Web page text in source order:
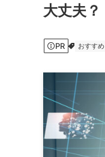
大丈夫？
PR おすすめ